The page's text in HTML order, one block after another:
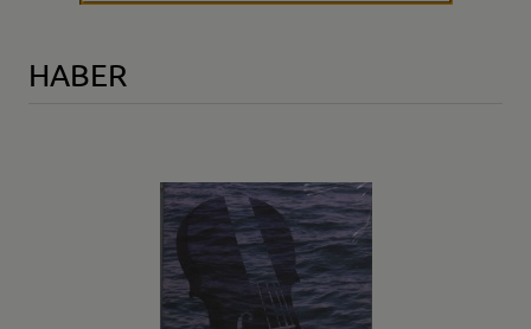
HABER